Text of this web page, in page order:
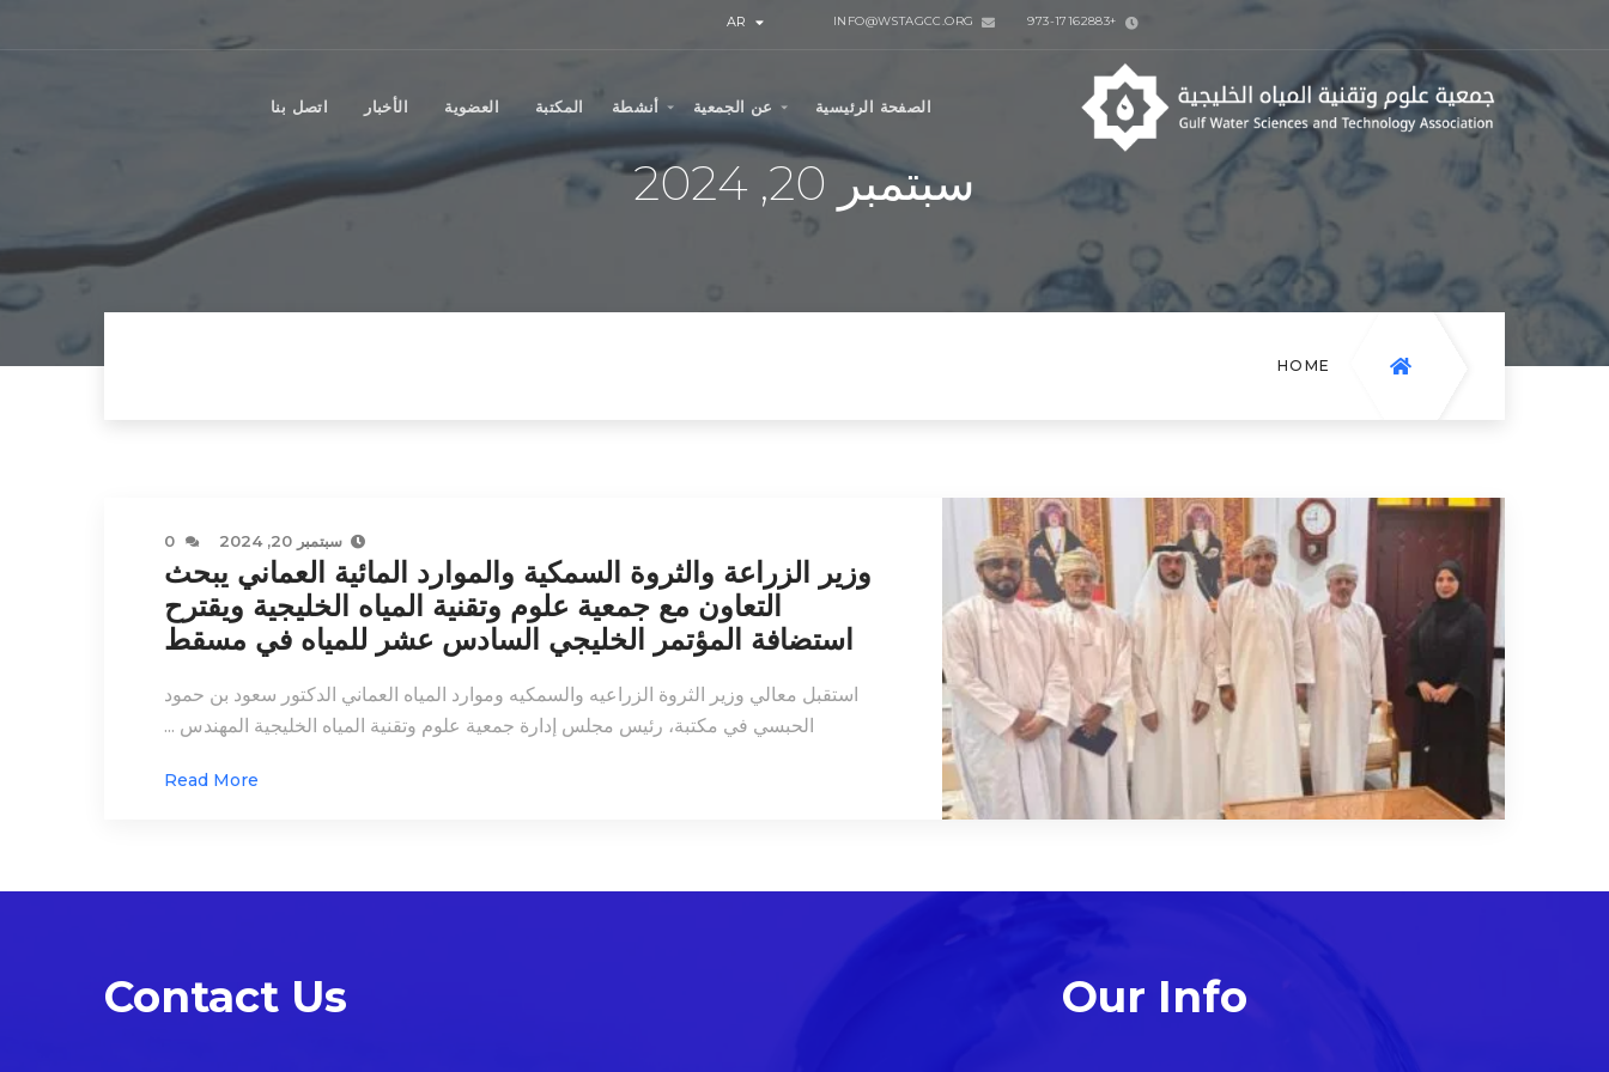
+973-17162883
INFO@WSTAGCC.ORG
AR
الصفحة الرئيسية عن الجمعية أنشطة المكتبة العضوية الأخبار اتصل بنا
سبتمبر 20, 2024
HOME
سبتمبر 20, 2024 0
وزير الزراعة والثروة السمكية والموارد المائية العماني يبحث
التعاون مع جمعية علوم وتقنية المياه الخليجية ويقترح
استضافة المؤتمر الخليجي السادس عشر للمياه في مسقط
استقبل معالي وزير الثروة الزراعيه والسمكيه وموارد المياه العماني الدكتور سعود بن حمود
الحبسي في مكتبة، رئيس مجلس إدارة جمعية علوم وتقنية المياه الخليجية المهندس ...
Read More
Our Info
Contact Us